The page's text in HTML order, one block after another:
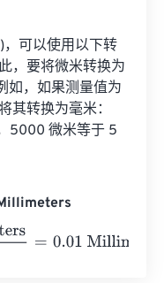
可以使用以下转
，要将微米转换为
如，如果测量值为
其转换为毫米：
5000 微米等于 5
=0.01 Millimeters